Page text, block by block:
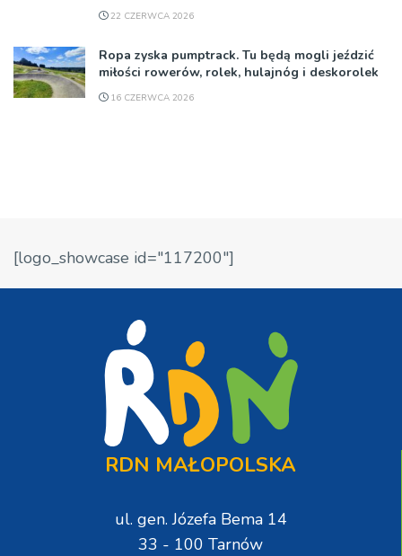
22 CZERWCA 2026
Ropa zyska pumptrack. Tu będą mogli jeździć
miłości rowerów, rolek, hulajnóg i deskorolek
16 CZERWCA 2026
[logo_showcase id="117200"]
RDN MAŁOPOLSKA
ul. gen. Józefa Bema 14
33 - 100 Tarnów